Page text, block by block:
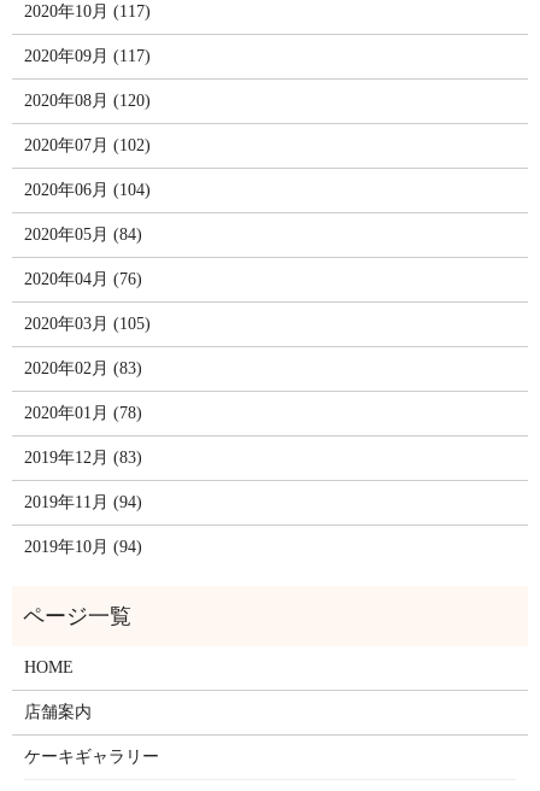
2020年10月 (117)
2020年09月 (117)
2020年08月 (120)
2020年07月 (102)
2020年06月 (104)
2020年05月 (84)
2020年04月 (76)
2020年03月 (105)
2020年02月 (83)
2020年01月 (78)
2019年12月 (83)
2019年11月 (94)
2019年10月 (94)
HOME
店舗案内
ケーキギャラリー